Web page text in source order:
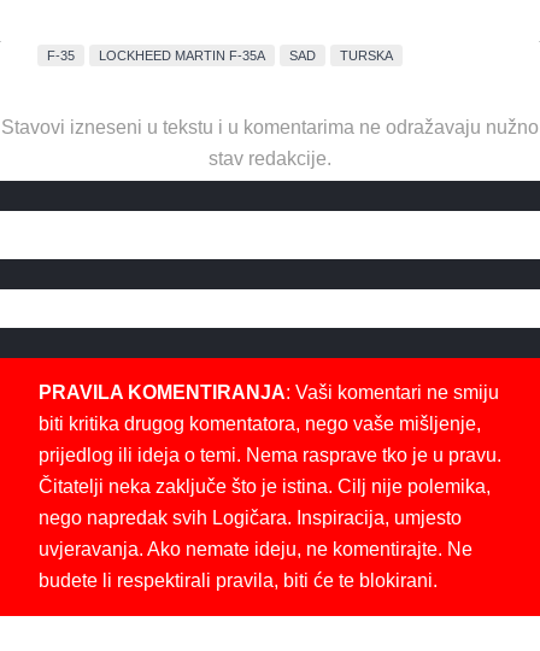
F-35 LOCKHEED MARTIN F-35A SAD TURSKA
Stavovi izneseni u tekstu i u komentarima ne odražavaju nužno
stav redakcije.
PRAVILA KOMENTIRANJA: Vaši komentari ne smiju
biti kritika drugog komentatora, nego vaše mišljenje,
prijedlog ili ideja o temi. Nema rasprave tko je u pravu.
Čitatelji neka zaključe što je istina. Cilj nije polemika,
nego napredak svih Logičara. Inspiracija, umjesto
uvjeravanja. Ako nemate ideju, ne komentirajte. Ne
budete li respektirali pravila, biti će te blokirani.